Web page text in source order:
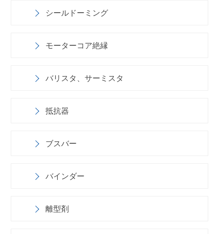
シールドーミング
モーターコア絶縁
バリスタ、サーミスタ
抵抗器
ブスバー
バインダー
離型剤